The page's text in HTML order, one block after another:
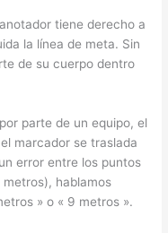
tiene derecho a
la línea de meta. Sin
de su cuerpo dentro
parte de un equipo, el
marcador se traslada
error entre los puntos
hablamos
» o « 9 metros ».